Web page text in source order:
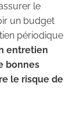
le
un budget
périodique
entretien
bonnes
le risque de